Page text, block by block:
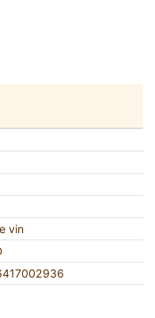
vin